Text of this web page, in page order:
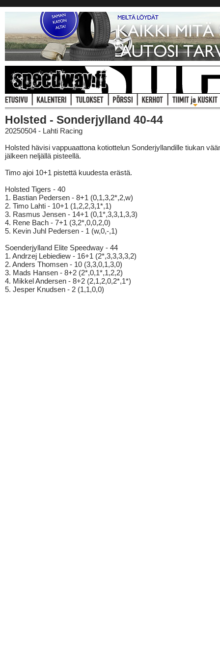
Holsted - Sonderjylland 40-44
20250504 - Lahti Racing
Holsted hävisi vappuaattona kotiottelun Sonderjyllandille tiukan
jälkeen neljällä pisteellä.
Timo ajoi 10+1 pistettä kuudesta erästä.
Holsted Tigers - 40
1. Bastian Pedersen - 8+1 (0,1,3,2*,2,w)
2. Timo Lahti - 10+1 (1,2,2,3,1*,1)
3. Rasmus Jensen - 14+1 (0,1*,3,3,1,3,3)
4. Rene Bach - 7+1 (3,2*,0,0,2,0)
5. Kevin Juhl Pedersen - 1 (w,0,-,1)
Soenderjylland Elite Speedway - 44
1. Andrzej Lebiediew - 16+1 (2*,3,3,3,3,2)
2. Anders Thomsen - 10 (3,3,0,1,3,0)
3. Mads Hansen - 8+2 (2*,0,1*,1,2,2)
4. Mikkel Andersen - 8+2 (2,1,2,0,2*,1*)
5. Jesper Knudsen - 2 (1,1,0,0)